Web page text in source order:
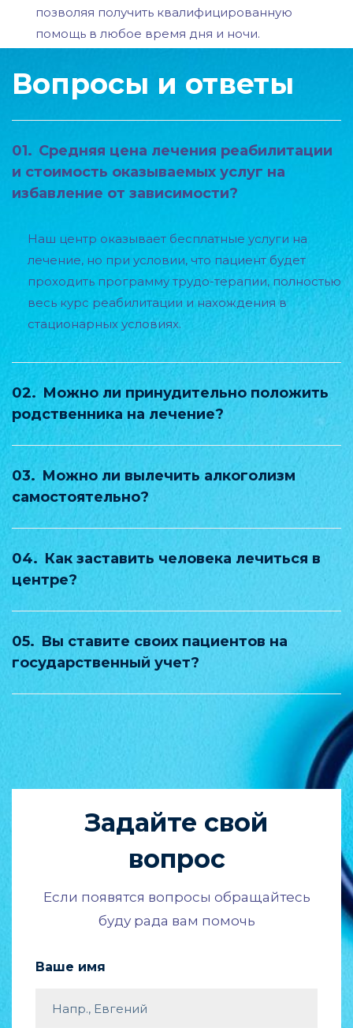
позволяя получить квалифицированную
помощь в любое время дня и ночи.
Вопросы и ответы
01. Средняя цена лечения реабилитации
и стоимость оказываемых услуг на
избавление от зависимости?
Наш центр оказывает бесплатные услуги на
лечение, но при условии, что пациент будет
проходить программу трудо-терапии, полностью
весь курс реабилитации и нахождения в
стационарных условиях.
02. Можно ли принудительно положить
родственника на лечение?
03. Можно ли вылечить алкоголизм
самостоятельно?
04. Как заставить человека лечиться в
центре?
05. Вы ставите своих пациентов на
государственный учет?
Задайте свой
вопрос
Если появятся вопросы обращайтесь
буду рада вам помочь
Ваше имя